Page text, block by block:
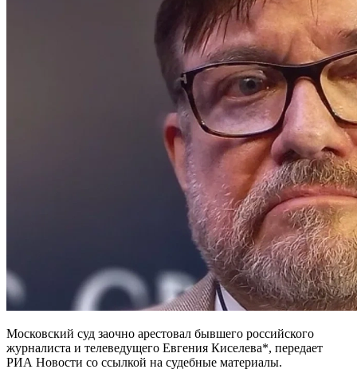
Московский суд заочно арестовал бывшего российского
журналиста и телеведущего Евгения Киселева*, передает
РИА Новости со ссылкой на судебные материалы.